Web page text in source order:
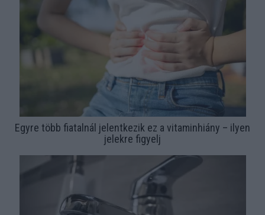
Egyre több fiatalnál jelentkezik ez a vitaminhiány – ilyen
jelekre figyelj